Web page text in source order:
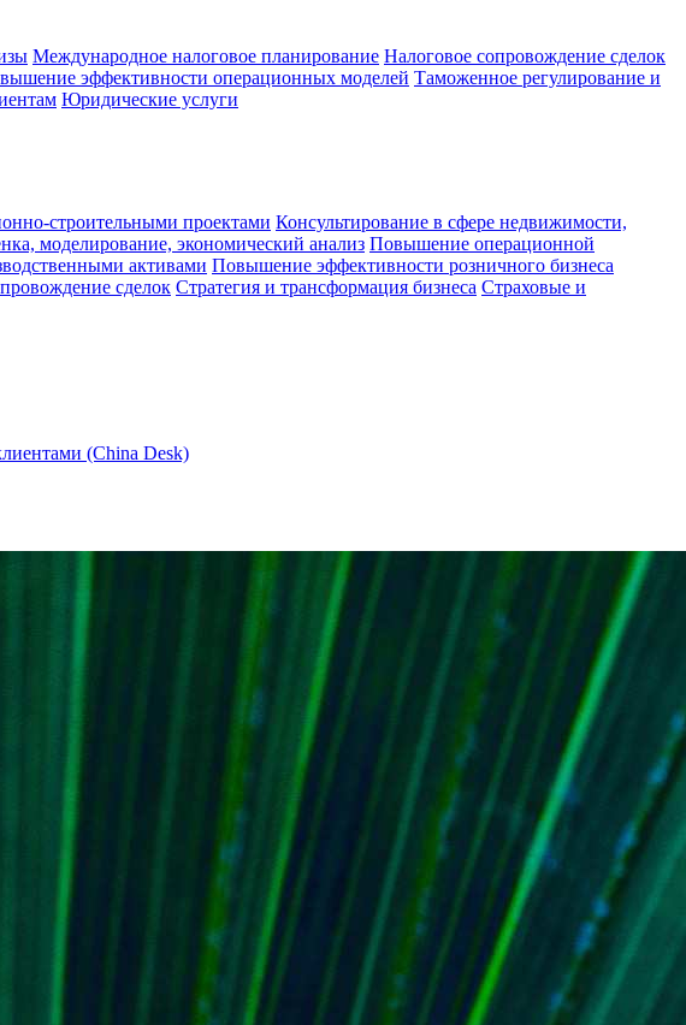
Международное налоговое планирование Налоговое сопровождение сделок
эффективности операционных моделей Таможенное регулирование и
Юридические услуги
строительными проектами Консультирование в сфере недвижимости,
моделирование, экономический анализ Повышение операционной
активами Повышение эффективности розничного бизнеса
сделок Стратегия и трансформация бизнеса Страховые и
(China Desk)